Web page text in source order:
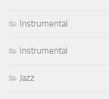
Instrumental
Instrumental
Jazz